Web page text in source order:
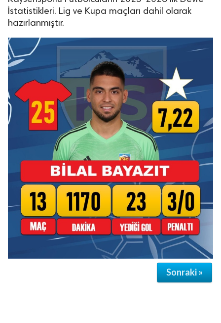
İstatistikleri. Lig ve Kupa maçları dahil olarak
hazırlanmıştır.
Sonraki »